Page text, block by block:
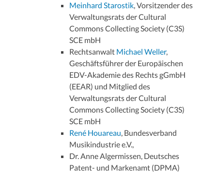
Meinhard Starostik, Vorsitzender des
Verwaltungsrats der Cultural
Commons Collecting Society (C3S)
SCE mbH
Rechtsanwalt Michael Weller,
Geschäftsführer der Europäischen
EDV-Akademie des Rechts gGmbH
(EEAR) und Mitglied des
Verwaltungsrats der Cultural
Commons Collecting Society (C3S)
SCE mbH
René Houareau, Bundesverband
Musikindustrie e.V.,
Dr. Anne Algermissen, Deutsches
Patent- und Markenamt (DPMA)